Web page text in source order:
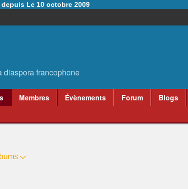
Le 10 octobre 2009
Membres Évènements Forum Blogs